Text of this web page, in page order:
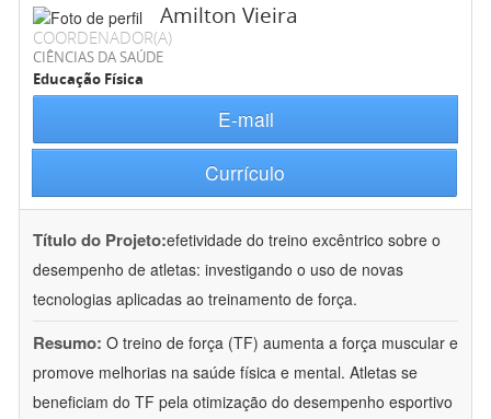
Amilton Vieira
COORDENADOR(A)
CIÊNCIAS DA SAÚDE
Educação Física
E-mail
Currículo
Título do Projeto:efetividade do treino excêntrico sobre o
desempenho de atletas: investigando o uso de novas
tecnologias aplicadas ao treinamento de força.
Resumo: O treino de força (TF) aumenta a força muscular e
promove melhorias na saúde física e mental. Atletas se
beneficiam do TF pela otimização do desempenho esportivo